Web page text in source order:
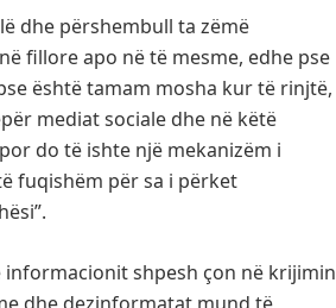
dhe përshembull ta zëmë
fillore apo në të mesme, edhe pse
është tamam mosha kur të rinjtë,
mediat sociale dhe në këtë
do të ishte një mekanizëm i
fuqishëm për sa i përket
shpesh çon në krijimin
dhe dezinformatat mund të